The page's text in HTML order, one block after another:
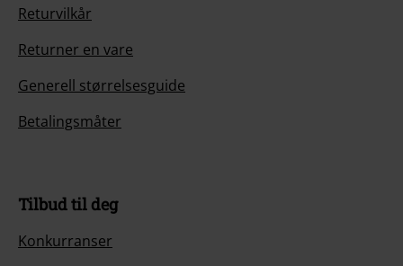
Returvilkår
Returner en vare
Generell størrelsesguide
Betalingsmåter
Tilbud til deg
Konkurranser